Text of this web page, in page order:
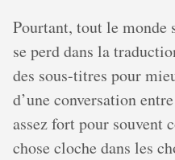
Pourtant, tout le monde
se perd dans la
des sous-titres pour
d’une conversation
assez fort pour souvent
chose cloche dans les